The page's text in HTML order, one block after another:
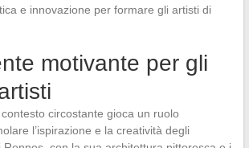
e innovazione per formare gli artisti di
motivante per gli
circostante gioca un ruolo
l’ispirazione e la creatività degli